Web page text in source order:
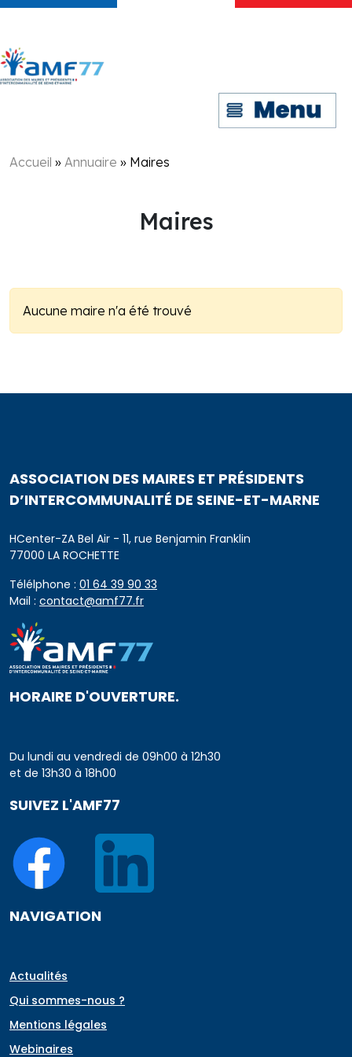
Accueil » Annuaire » Maires
Maires
Aucune maire n'a été trouvé
ASSOCIATION DES MAIRES ET PRÉSIDENTS
D’INTERCOMMUNALITÉ DE SEINE-ET-MARNE
HCenter-ZA Bel Air - 11, rue Benjamin Franklin
77000 LA ROCHETTE
Télélphone : 01 64 39 90 33
Mail : contact@amf77.fr
HORAIRE D'OUVERTURE.
Du lundi au vendredi de 09h00 à 12h30
et de 13h30 à 18h00
SUIVEZ L'AMF77
NAVIGATION
Actualités
Qui sommes-nous ?
Mentions légales
Webinaires